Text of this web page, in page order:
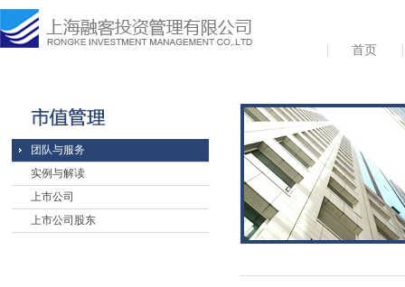
首页
团队与服务
实例与解读
上市公司
上市公司股东